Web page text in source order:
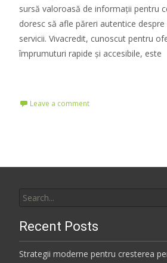
sursă valoroasă de informații pentru
doresc să afle păreri autentice despre
servicii. Vivacredit, cunoscut pentru
împrumuturi rapide și accesibile, este
Leave a comment
for:
Recent Posts
Strategii moderne pentru cresterea